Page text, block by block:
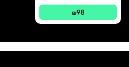
המחבר, בוגר ישיבת
₪98